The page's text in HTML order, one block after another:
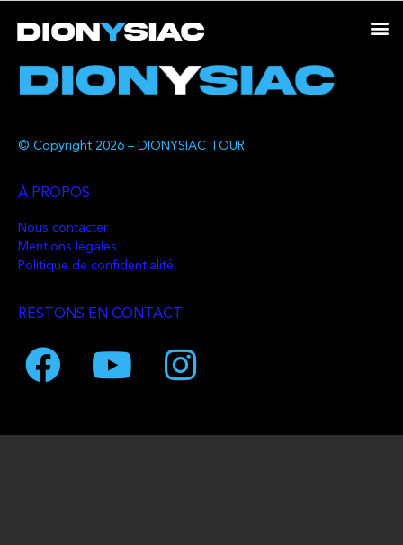
© Copyright 2026 – DIONYSIAC TOUR
À PROPOS
Nous contacter
Mentions légales
Politique de confidentialité
RESTONS EN CONTACT